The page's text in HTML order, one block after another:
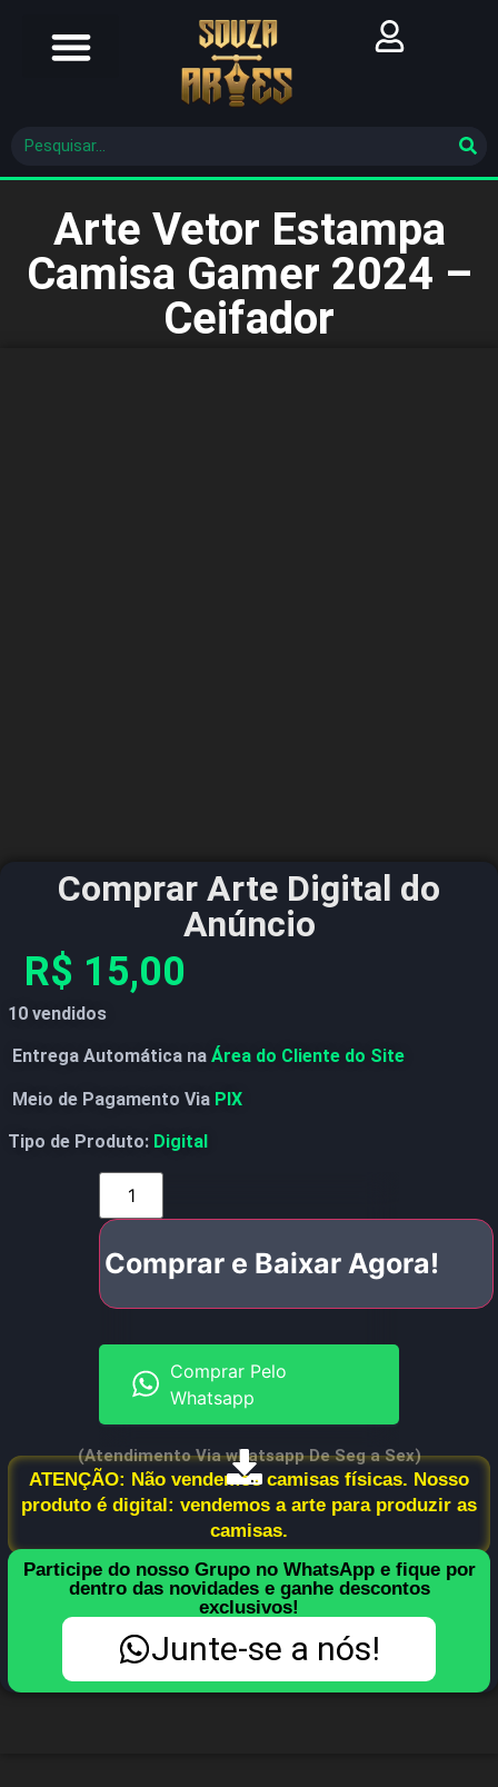
Arte Vetor Estampa
Camisa Gamer 2024 –
Ceifador
Comprar Arte Digital do
Anúncio
R$ 15,00
10 vendidos
Entrega Automática na Área do Cliente do Site
Meio de Pagamento Via PIX
Tipo de Produto: Digital
Comprar e Baixar Agora!
Comprar Pelo
Whatsapp
(Atendimento Via whatsapp De Seg a Sex)
ATENÇÃO: Não vendemos camisas físicas. Nosso
produto é digital: vendemos a arte para produzir as
camisas.
Participe do nosso Grupo no WhatsApp e fique por
dentro das novidades e ganhe descontos
exclusivos!
Junte-se a nós!